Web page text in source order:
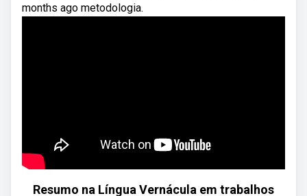
months ago metodologia.
Resumo na Língua Vernácula em trabalhos